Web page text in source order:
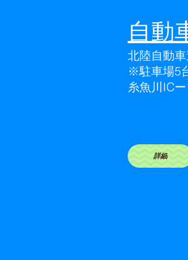
自動
北陸自動
※駐車場5
糸魚川IC
詳細